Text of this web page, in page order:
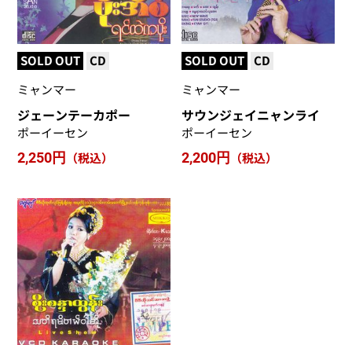
SOLD OUT CD
ミャンマー
ジェーンテーカポー
ポーイーセン
2,250円
（税込）
SOLD OUT CD
ミャンマー
サウンジェイニャンライ
ポーイーセン
2,200円
（税込）